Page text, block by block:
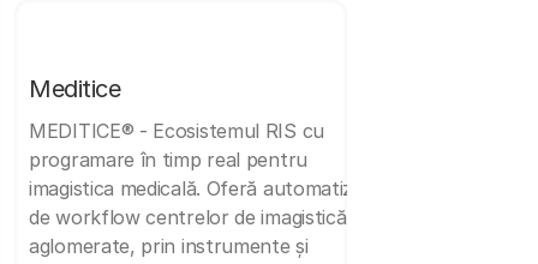
Meditice
MEDITICE® - Ecosistemul RIS cu
programare în timp real pentru
imagistica medicală. Oferă automatizare
de workflow centrelor de imagistică
aglomerate, prin instrumente și